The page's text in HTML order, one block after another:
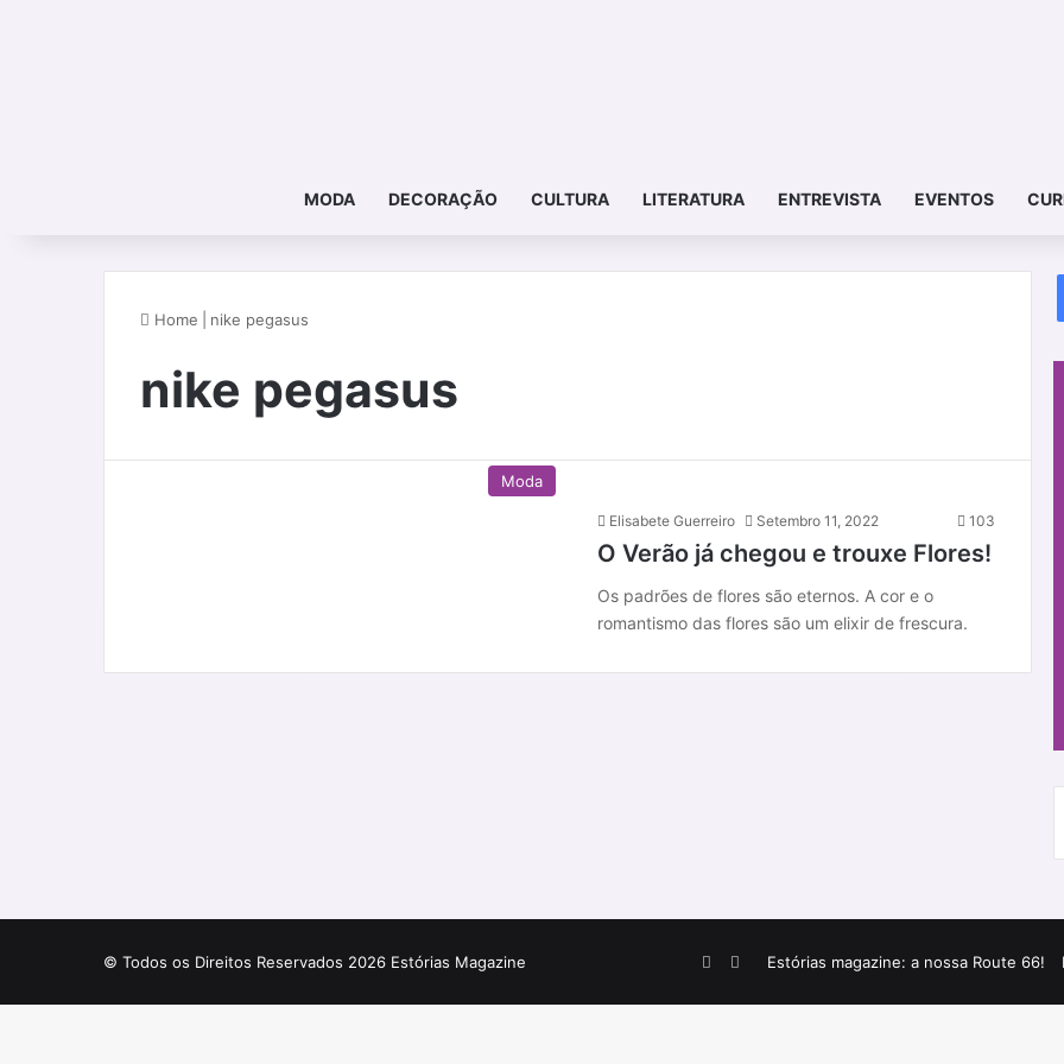
MODA DECORAÇÃO CULTURA LITERATURA ENTREVISTA EVENTOS
Home nike pegasus
nike pegasus
Moda
Elisabete Guerreiro Setembro 11, 2022 103
O Verão já chegou e trouxe Flores!
Os padrões de flores são eternos. A cor e o
romantismo das flores são um elixir de frescura.
© Todos os Direitos Reservados 2026 Estórias Magazine Estórias magazine: a nossa Route 66!
Facebook
Instagram